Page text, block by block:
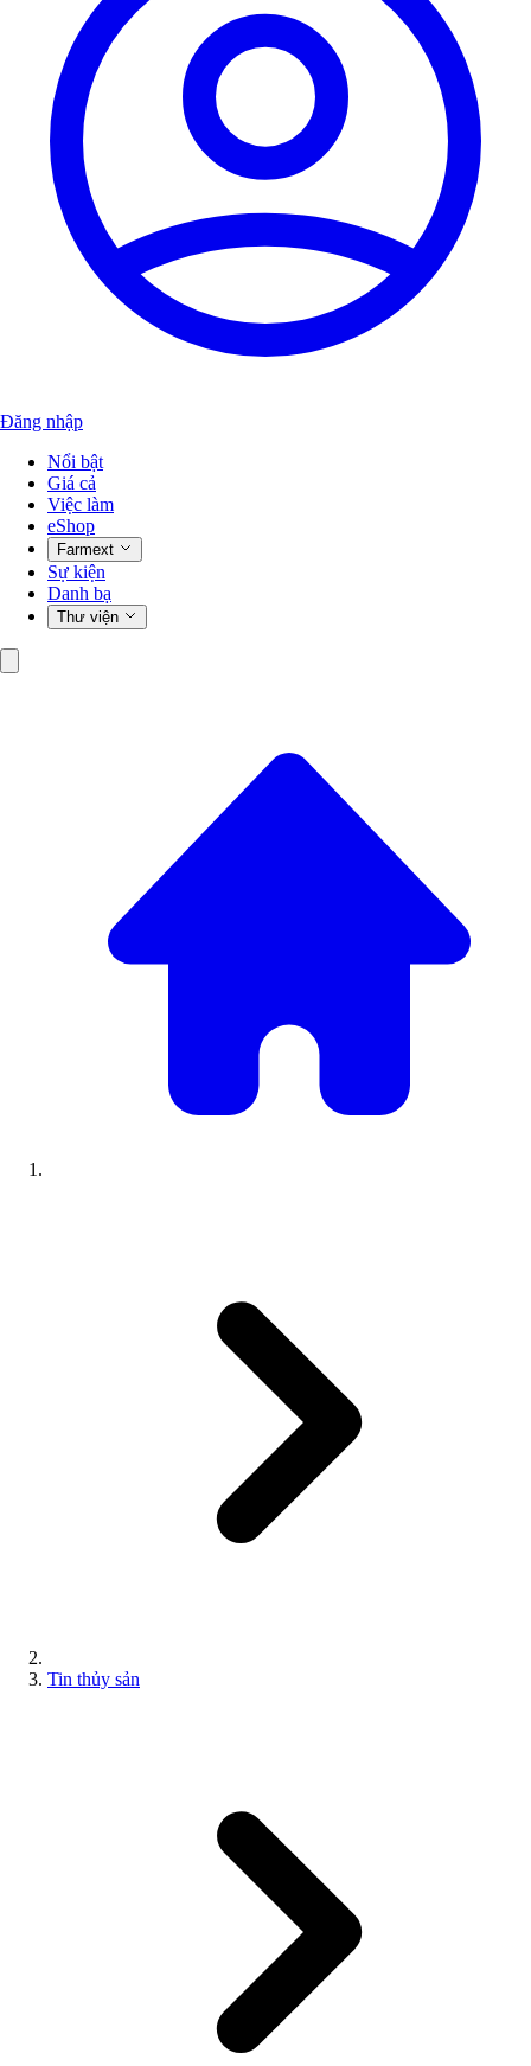
Đăng nhập
Nổi bật
Giá cả
Việc làm
eShop
Farmext
Sự kiện
Danh bạ
Thư viện
Tin thủy sản